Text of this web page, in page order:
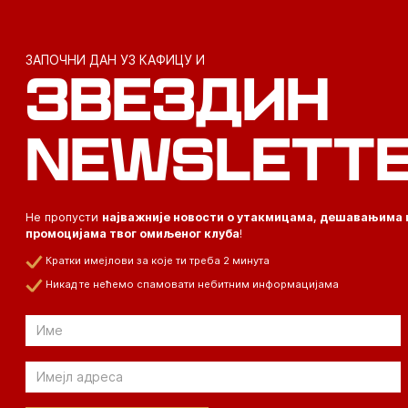
ЗАПОЧНИ ДАН УЗ КАФИЦУ И
ЗВЕЗДИН
Не пропусти најважније новости о утакмицама, дешавањима
промоцијама твог омиљеног клуба!
Кратки имејлови за које ти треба 2 минута
Никад те нећемо спамовати небитним информацијама
Email
Email